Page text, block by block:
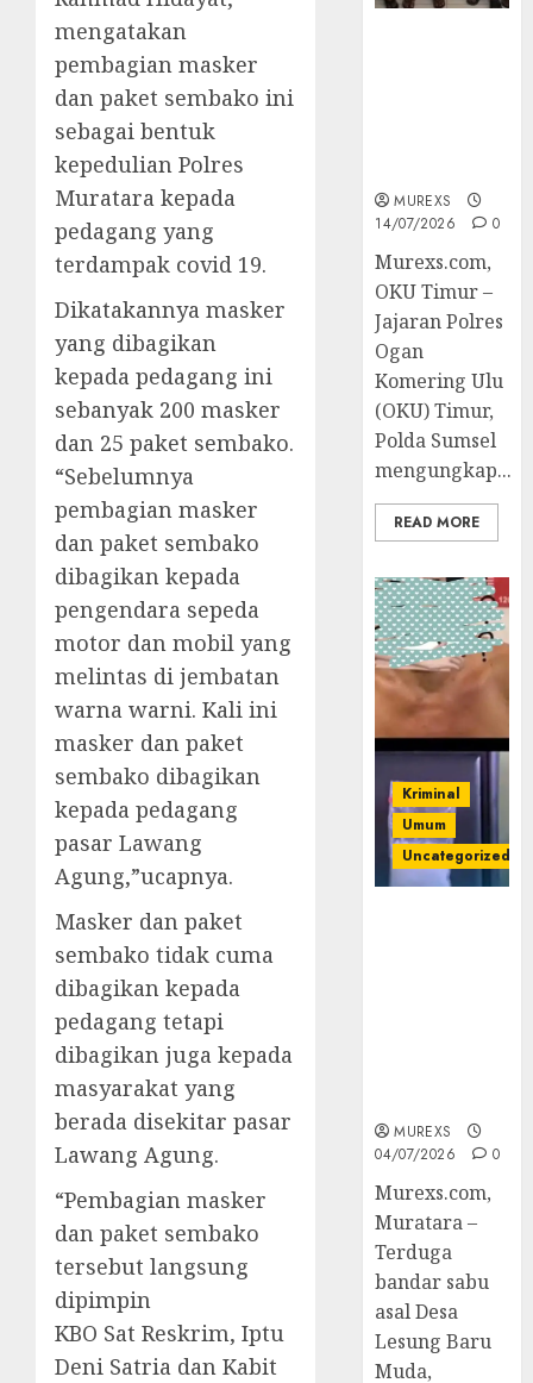
mengatakan
pembagian masker
dan paket sembako ini
sebagai bentuk
kepedulian Polres
Muratara kepada
pedagang yang
terdampak covid 19.
Dikatakannya masker
yang dibagikan
kepada pedagang ini
sebanyak 200 masker
dan 25 paket sembako.
“Sebelumnya
pembagian masker
dan paket sembako
dibagikan kepada
pengendara sepeda
motor dan mobil yang
melintas di jembatan
warna warni. Kali ini
masker dan paket
sembako dibagikan
kepada pedagang
pasar Lawang
Agung,”ucapnya.
Masker dan paket
sembako tidak cuma
dibagikan kepada
pedagang tetapi
dibagikan juga kepada
masyarakat yang
berada disekitar pasar
Lawang Agung.
“Pembagian masker
dan paket sembako
tersebut langsung
dipimpin
KBO Sat Reskrim, Iptu
Deni Satria dan Kabit
MUREXS
14/07/2026
0
Murexs.com,
OKU Timur –
Jajaran Polres
Ogan
Komering Ulu
(OKU) Timur,
Polda Sumsel
mengungkap...
READ MORE
Kriminal
Umum
Uncategorized
MUREXS
04/07/2026
0
Murexs.com,
Muratara –
Terduga
bandar sabu
asal Desa
Lesung Baru
Muda,